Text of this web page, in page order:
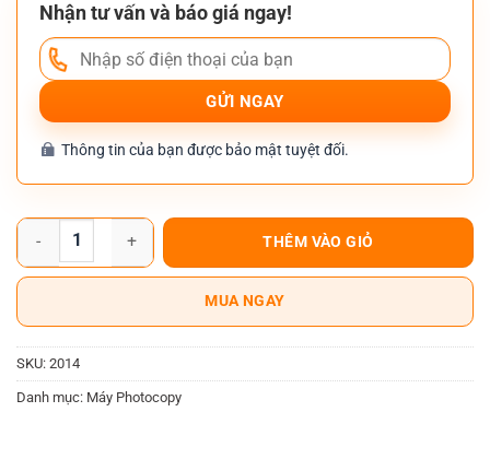
Nhận tư vấn và báo giá ngay!
Thông tin của bạn được bảo mật tuyệt đối.
Máy photocopy Ricoh Aficio Mp 2014 số lượng
THÊM VÀO GIỎ
MUA NGAY
SKU: 2014
Danh mục: Máy Photocopy